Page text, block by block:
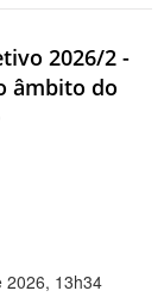
2026/2 -
âmbito do
2026, 13h34